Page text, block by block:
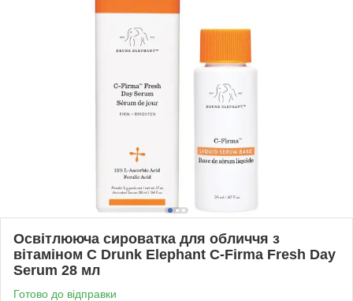
Освітлююча сироватка для обличчя з
вітаміном С Drunk Elephant C-Firma Fresh Day
Serum 28 мл
Готово до відправки